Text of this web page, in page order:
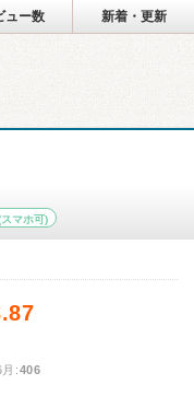
ュー数 新着・更新
スマホ可)
:406